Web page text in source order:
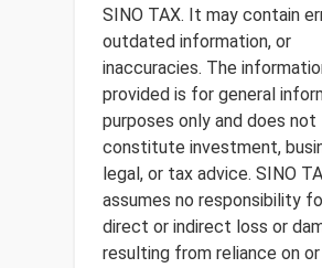
SINO TAX. It may contain
outdated information, or
inaccuracies. The
provided is for general
purposes only and does not
constitute investment,
legal, or tax advice. SINO
assumes no responsibility
direct or indirect loss or
resulting from reliance on